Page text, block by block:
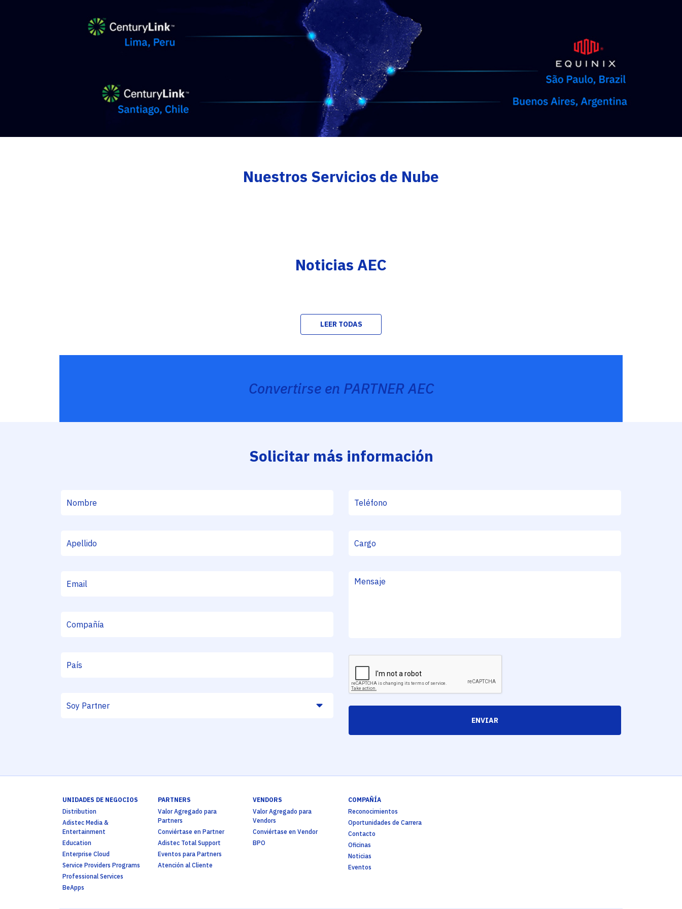
Nuestros Servicios de Nube
Noticias AEC
LEER TODAS
Convertirse en PARTNER AEC
Solicitar más información
ENVIAR
UNIDADES DE NEGOCIOS
Distribution
Adistec Media &
Entertainment
Education
Enterprise Cloud
Service Providers Programs
Professional Services
BeApps
PARTNERS
Valor Agregado para
Partners
Conviértase en Partner
Adistec Total Support
Eventos para Partners
Atención al Cliente
VENDORS
Valor Agregado para
Vendors
Conviértase en Vendor
BPO
COMPAÑÍA
Reconocimientos
Oportunidades de Carrera
Contacto
Oficinas
Noticias
Eventos